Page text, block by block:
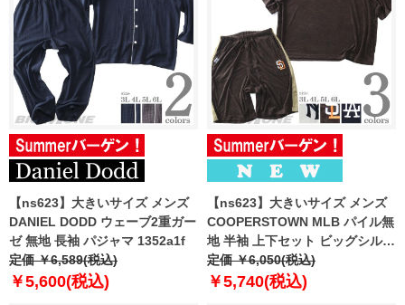
【ns623】大きいサイズ メンズ
DANIEL DODD ウェーブ2重ガー
ゼ 無地 長袖 パジャマ 1352a1f
定価 ￥6,589(税込)
￥5,600(税込)
【ns623】大きいサイズ メンズ
COOPERSTOWN MLB パイル無
地 半袖 上下セット ビッグシルエ
ット 春夏新作 21631yh
定価 ￥6,050(税込)
￥5,740(税込)